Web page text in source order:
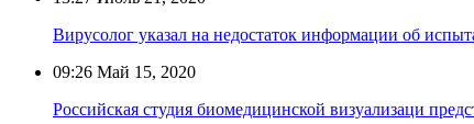
Вирусолог указал на недостаток информации об
09:26 Май 15, 2020
Российская студия биомедицинской визуализаци